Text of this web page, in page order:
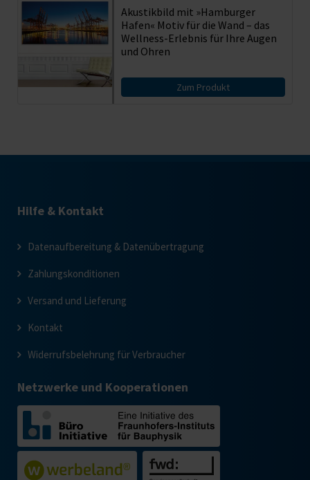
Akustikbild mit »Hamburger
Hafen« Motiv für die Wand – das
Wellness-Erlebnis für Ihre Augen
und Ohren
Zum Produkt
Hilfe & Kontakt
Datenaufbereitung & Datenübertragung
Zahlungskonditionen
Versand und Lieferung
Kontakt
Widerrufsbelehrung für Verbraucher
Netzwerke und Kooperationen